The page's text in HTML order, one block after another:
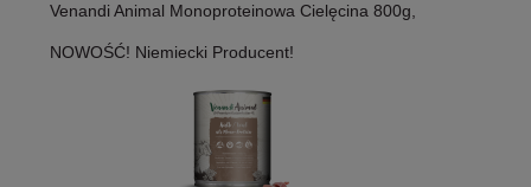
Venandi Animal Monoproteinowa Cielęcina 800g,
NOWOŚĆ! Niemiecki Producent!